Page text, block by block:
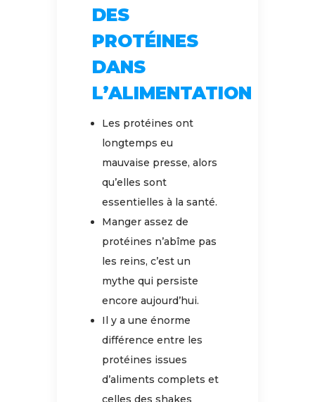
DES
PROTÉINES
DANS
L’ALIMENTATION
Les protéines ont
longtemps eu
mauvaise presse, alors
qu’elles sont
essentielles à la santé.
Manger assez de
protéines n’abîme pas
les reins, c’est un
mythe qui persiste
encore aujourd’hui.
Il y a une énorme
différence entre les
protéines issues
d’aliments complets et
celles des shakes